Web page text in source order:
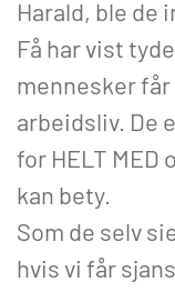
Harald, ble de
Få har vist
mennesker
arbeidsliv. De
for HELT
kan bety.
Som de selv
hvis vi får